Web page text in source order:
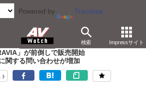
Powered by Translate
検索 Impressサイト
ビ
ソニー
」が前倒しで販売開始
関する問い合わせが増加